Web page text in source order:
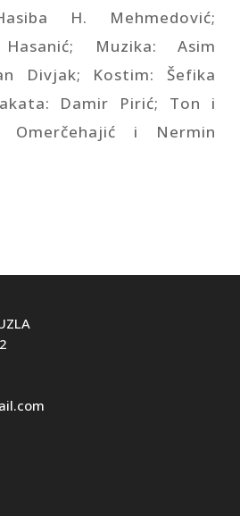
H. Mehmedović;
Muzika: Asim
Divjak; Kostim: Šefika
Damir Pirić; Ton i
Omerčehajić i Nermin